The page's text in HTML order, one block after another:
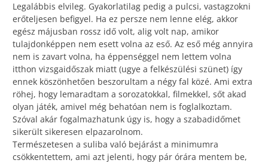
Legalábbis elvileg. Gyakorlatilag pedig a pulcsi, vastagzokni
erőteljesen befigyel. Ha ez persze nem lenne elég, akkor
egész májusban rossz idő volt, alig volt nap, amikor
tulajdonképpen nem esett volna az eső. Az eső még annyira
nem is zavart volna, ha éppenséggel nem lettem volna
itthon vizsgaidőszak miatt (ugye a felkészülési szünet) így
ennek köszönhetően beszorultam a négy fal közé. Ami extra
röhej, hogy lemaradtam a sorozatokkal, filmekkel, sőt akad
olyan játék, amivel még behatóan nem is foglalkoztam.
Szóval akár fogalmazhatunk úgy is, hogy a szabadidőmet
sikerült sikeresen elpazarolnom.
Természetesen a suliba való bejárást a minimumra
csökkentettem, ami azt jelenti, hogy pár órára mentem be,